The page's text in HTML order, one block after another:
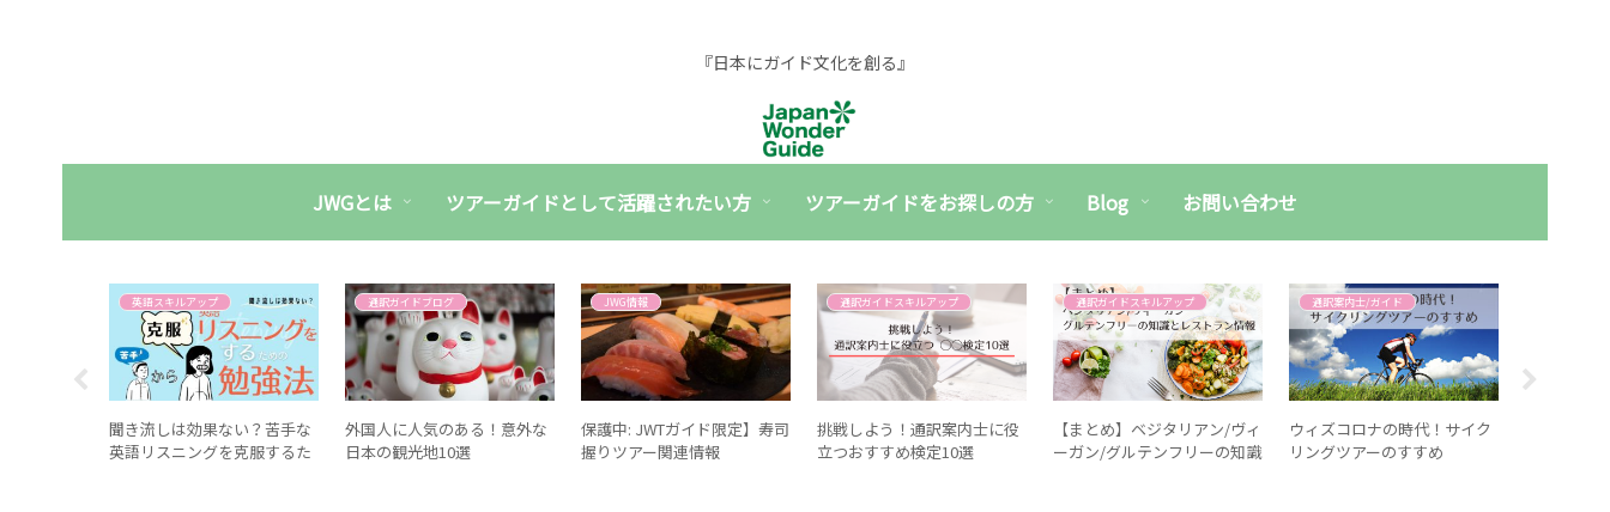
『日本にガイド文化を創る』
JWGとは ツアーガイドとして活躍されたい方 ツアーガイドをお探しの方 Blog お問い合わせ
英語スキルアップ
聞き流しは効果ない？苦手な
英語リスニングを克服するた
通訳ガイドブログ
外国人に人気のある！意外な
日本の観光地10選
JWG情報
保護中: JWTガイド限定】寿司
握りツアー関連情報
通訳ガイドスキルアップ
挑戦しよう！通訳案内士に役
立つおすすめ検定10選
通訳ガイドスキルアップ
【まとめ】ベジタリアン/ヴィ
ーガン/グルテンフリーの知識
通訳案内士/ガイド
ウィズコロナの時代！サイク
リングツアーのすすめ